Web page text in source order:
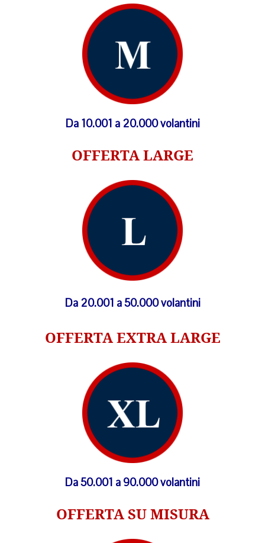
Da 10.001 a 20.000 volantini
OFFERTA LARGE
Da 20.001 a 50.000 volantini
OFFERTA EXTRA LARGE
Da 50.001 a 90.000 volantini
OFFERTA SU MISURA